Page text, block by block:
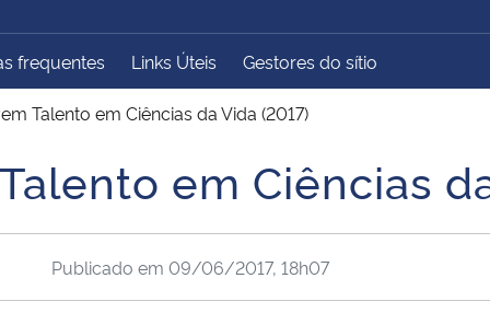
Ministério do
Desenvolvimento Regional
Controladoria-Geral da
União
Advocacia-Geral da União Banco Central do Brasil
frequentes Links Úteis Gestores do sítio
Talento em Ciências da Vida (2017)
em Ciências
Publicado em 09/06/2017, 18h07